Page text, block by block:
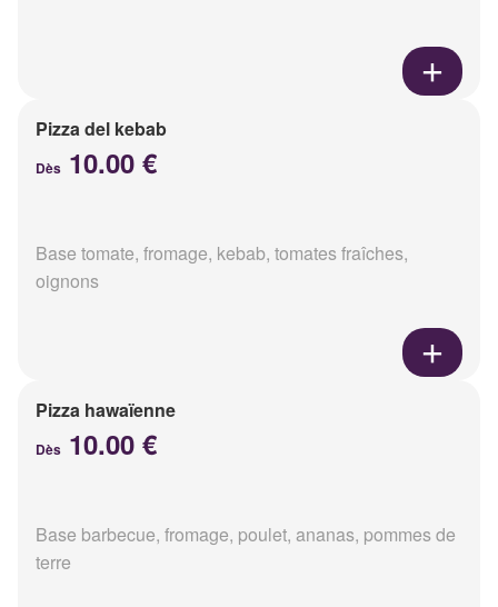
Pizza del kebab
Dès 10.00 €
Base tomate, fromage, kebab, tomates fraîches,
oignons
Pizza hawaïenne
Dès 10.00 €
Base barbecue, fromage, poulet, ananas, pommes de
terre